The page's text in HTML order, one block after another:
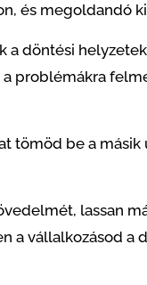
és megoldandó
a döntési
a problémákra
tömöd be a másik
lassan
a vállalkozásod a